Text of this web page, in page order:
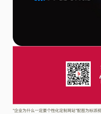
“企业为什么一定要个性化定制网站”配图为标派